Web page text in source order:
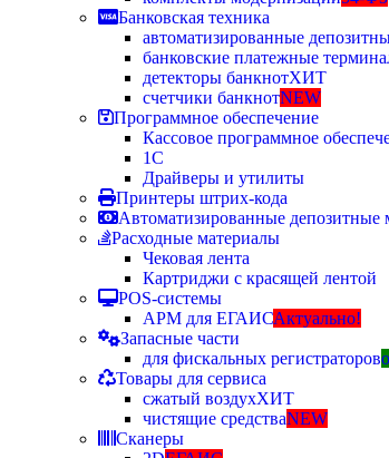
Банковская техника
автоматизированные
банковские платежные
детекторы банкнотХИТ
счетчики банкнотNEW
Программное обеспечение
Кассовое программное
1С
Драйверы и утилиты
Принтеры штрих-кода
Автоматизированные
Расходные материалы
Чековая лента
Картриджи с красящей лентой
POS-системы
АРМ для ЕГАИСАктуально!
Запасные части
для фискальных регистраторов
Товары для сервиса
сжатый воздухХИТ
чистящие средстваNEW
Сканеры